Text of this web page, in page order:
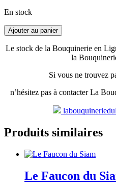
En stock
Ajouter au panier
Le stock de la Bouquinerie en
la
Si vous ne trouvez
n’hésitez pas à contacter La
Produits similaires
Le Faucon du